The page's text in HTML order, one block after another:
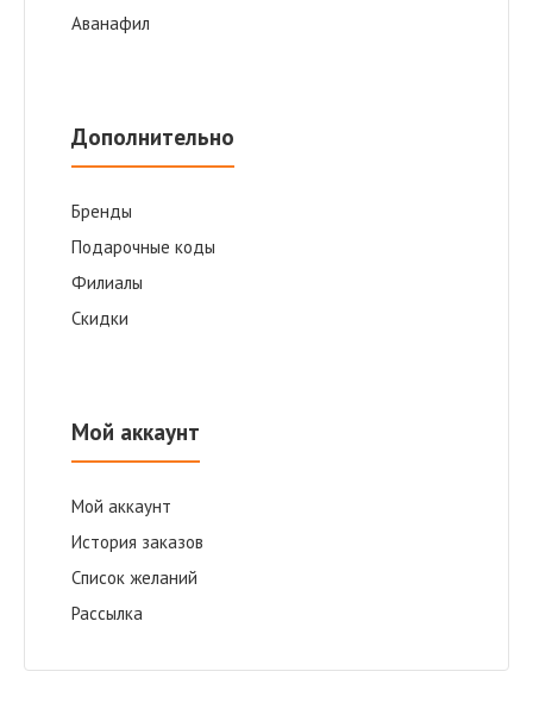
Аванафил
Дополнительно
Бренды
Подарочные коды
Филиалы
Скидки
Мой аккаунт
Мой аккаунт
История заказов
Список желаний
Рассылка